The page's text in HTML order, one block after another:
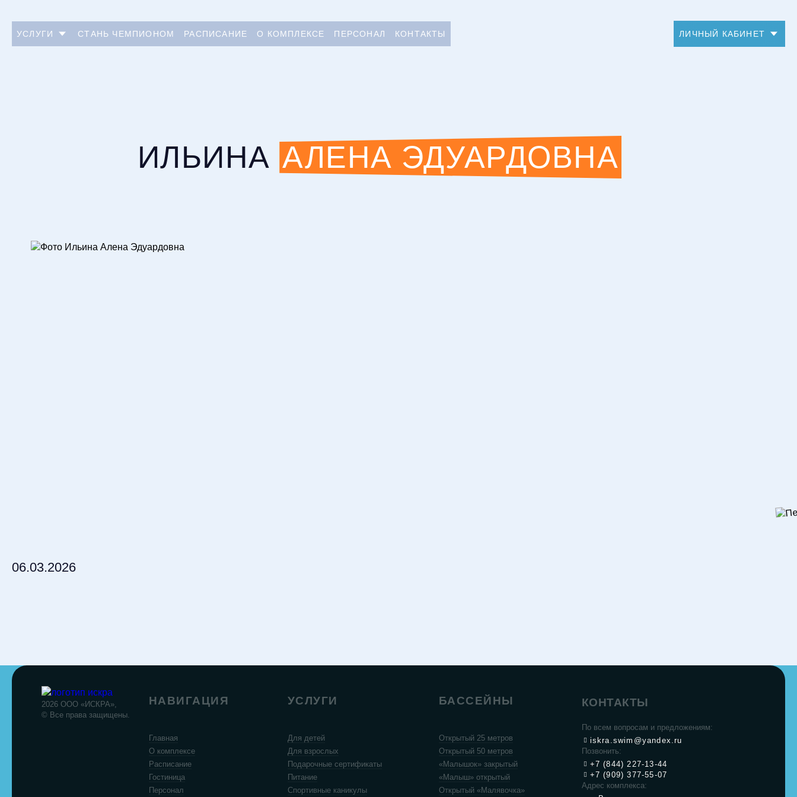
УСЛУГИ СТАНЬ ЧЕМПИОНОМ РАСПИСАНИЕ О КОМПЛЕКСЕ ПЕРСОНАЛ КОНТАКТЫ ЛИЧНЫЙ КАБИНЕТ
ИЛЬИНА АЛЕНА ЭДУАРДОВНА
06.03.2026
2026 ООО «ИСКРА»,
© Все права защищены.
НАВИГАЦИЯ
Главная
О комплексе
Расписание
Гостиница
Персонал
УСЛУГИ
Для детей
Для взрослых
Подарочные сертификаты
Питание
Спортивные каникулы
БАССЕЙНЫ
Открытый 25 метров
Открытый 50 метров
«Малышок» закрытый
«Малыш» открытый
Открытый «Малявочка»
КОНТАКТЫ
По всем вопросам и предложениям:
iskra.swim@yandex.ru
Позвонить:
+7 (844) 227-13-44
+7 (909) 377-55-07
Адрес комплекса: